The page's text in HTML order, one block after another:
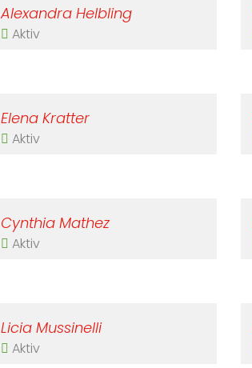
Alexandra Helbling
Aktiv
Elena Kratter
Aktiv
Cynthia Mathez
Aktiv
Licia Mussinelli
Aktiv